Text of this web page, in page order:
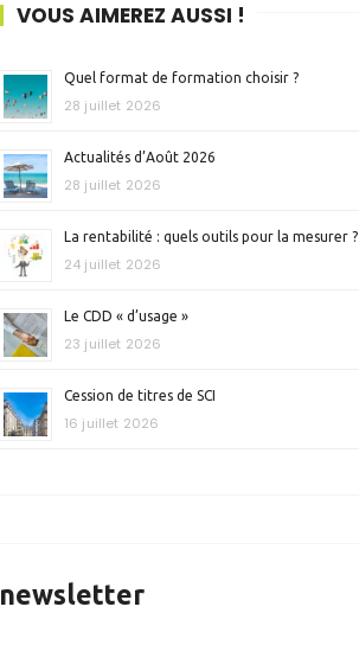
VOUS AIMEREZ AUSSI !
Quel format de formation choisir ?
28 juillet 2026
Actualités d’Août 2026
28 juillet 2026
La rentabilité : quels outils pour la mesurer ?
24 juillet 2026
Le CDD « d’usage »
23 juillet 2026
Cession de titres de SCI
16 juillet 2026
newsletter